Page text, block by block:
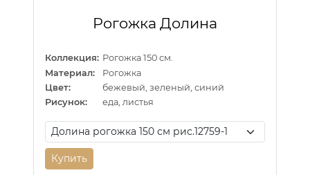
Рогожка Долина
Коллекция: Рогожка 150 см.
Материал:
Рогожка
Цвет:
бежевый, зеленый, синий
Рисунок:
еда, листья
Купить